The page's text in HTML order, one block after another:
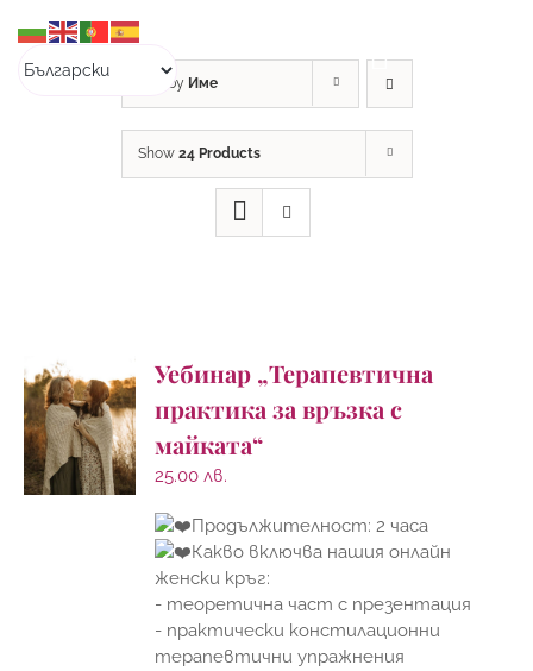
content
Sort by Име
Show 24 Products
Уебинар „Терапевтична
практика за връзка с
майката“
25.00лв.
Продължителност: 2 часа
Какво включва нашия онлайн
женски кръг:
- теоретична част с презентация
- практически констилационни
терапевтични упражнения